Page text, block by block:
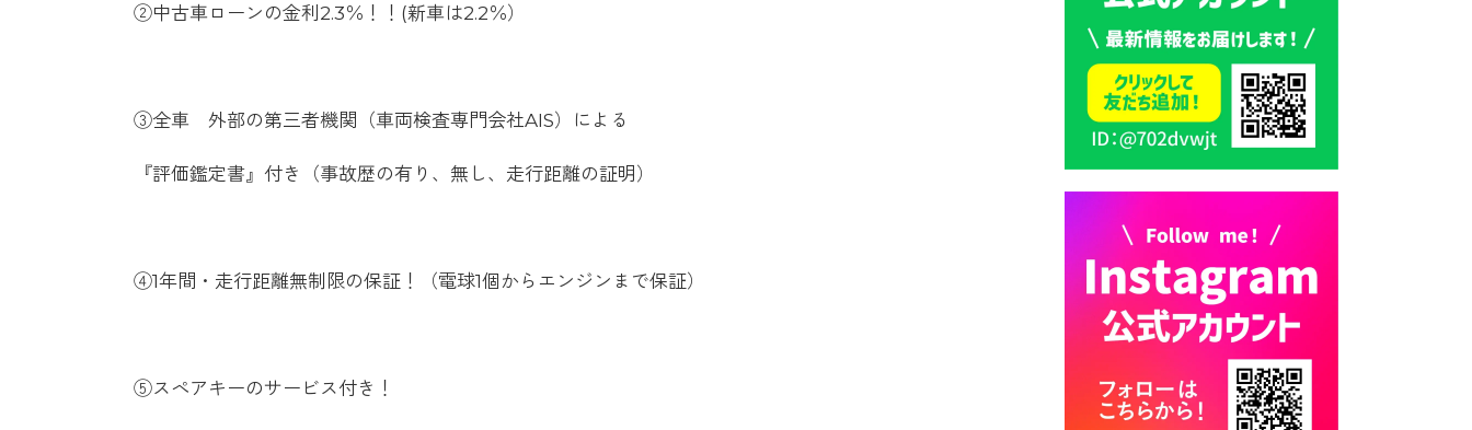
②中古車ローンの金利2.3％！！(新車は2.2％）
③全車 外部の第三者機関（車両検査専門会社AIS）による
『評価鑑定書』付き（事故歴の有り、無し、走行距離の証明）
④1年間・走行距離無制限の保証！（電球1個からエンジンまで保証）
⑤スペアキーのサービス付き！
2026年7月30日 豊前市立学校
紹介≪再編計画の見直しにつ
いて≫
2026年7月29日 豊前市指定ご
み袋販売のお知らせ
催決定！
2026年7月28日 ごみ収集日の
お知らせ
2026年7月28日 令和8年度
京築地区水道企業団職員採用
試験（募集）
2026年7月27日 マイナンバー